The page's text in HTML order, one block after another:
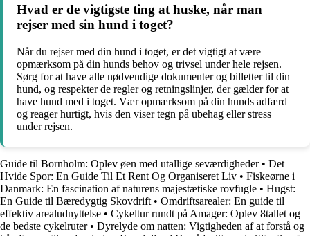
Hvad er de vigtigste ting at huske, når man
rejser med sin hund i toget?
Når du rejser med din hund i toget, er det vigtigt at være
opmærksom på din hunds behov og trivsel under hele rejsen.
Sørg for at have alle nødvendige dokumenter og billetter til din
hund, og respekter de regler og retningslinjer, der gælder for at
have hund med i toget. Vær opmærksom på din hunds adfærd
og reager hurtigt, hvis den viser tegn på ubehag eller stress
under rejsen.
Guide til Bornholm: Oplev øen med utallige seværdigheder • Det
Hvide Spor: En Guide Til Et Rent Og Organiseret Liv • Fiskeørne i
Danmark: En fascination af naturens majestætiske rovfugle • Hugst:
En Guide til Bæredygtig Skovdrift • Omdriftsarealer: En guide til
effektiv arealudnyttelse • Cykeltur rundt på Amager: Oplev 8tallet og
de bedste cykelruter• Dyrelyde om natten: Vigtigheden af at forstå og